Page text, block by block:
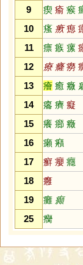
9
瘈 瘉 瘊
10
瘙 瘚 瘛
11
瘭 瘯 瘰
12
療 癃 癆
13
癐 癒 癓
14
癟 癠 癡
15
癢 癤 癥
16
癩 癪
17
癬 癭 癮
18
癰
19
癱 癲
25
癵